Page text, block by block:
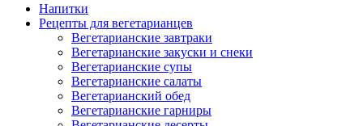
Напитки
Рецепты для вегетарианцев
Вегетарианские завтраки
Вегетарианские закуски и снеки
Вегетарианские супы
Вегетарианские салаты
Вегетарианский обед
Вегетарианские гарниры